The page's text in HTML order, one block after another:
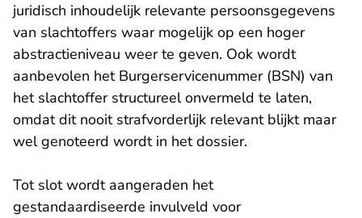
juridisch inhoudelijk relevante persoonsgegevens
van slachtoffers waar mogelijk op een hoger
abstractieniveau weer te geven. Ook wordt
aanbevolen het Burgerservicenummer (BSN) van
het slachtoffer structureel onvermeld te laten,
omdat dit nooit strafvorderlijk relevant blijkt maar
wel genoteerd wordt in het dossier.
Tot slot wordt aangeraden het
gestandaardiseerde invulveld voor